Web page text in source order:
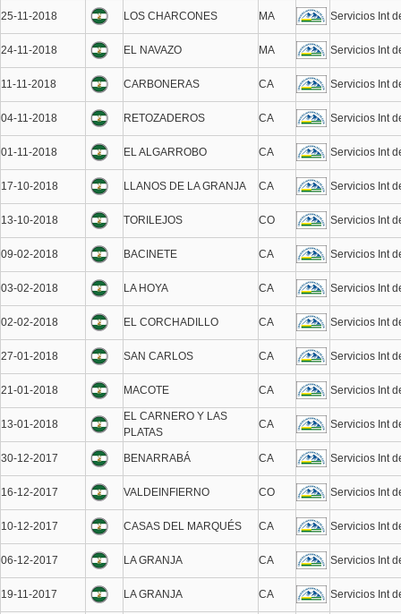
25-11-2018 LOS CHARCONES MA Servicios Int
24-11-2018 EL NAVAZO MA Servicios Int
11-11-2018 CARBONERAS CA Servicios Int
04-11-2018 RETOZADEROS CA Servicios Int
01-11-2018 EL ALGARROBO CA Servicios Int
17-10-2018 LLANOS DE LA GRANJA CA Servicios Int
13-10-2018 TORILEJOS CO Servicios Int
09-02-2018 BACINETE CA Servicios Int
03-02-2018 LA HOYA CA Servicios Int
02-02-2018 EL CORCHADILLO CA Servicios Int
27-01-2018 SAN CARLOS CA Servicios Int
21-01-2018 MACOTE CA Servicios Int
13-01-2018
EL CARNERO Y LAS
PLATAS
CA Servicios Int
30-12-2017 BENARRABÁ CA Servicios Int
16-12-2017 VALDEINFIERNO CO Servicios Int
10-12-2017 CASAS DEL MARQUÉS CA Servicios Int
06-12-2017 LA GRANJA CA Servicios Int
19-11-2017 LA GRANJA CA Servicios Int